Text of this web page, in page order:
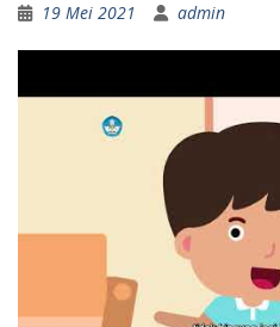
19 Mei 2021 admin